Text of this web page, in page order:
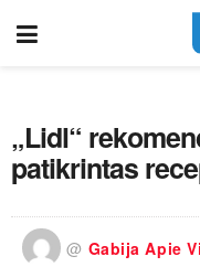
„Lidl“
patikrintas
@ Gabija Apie